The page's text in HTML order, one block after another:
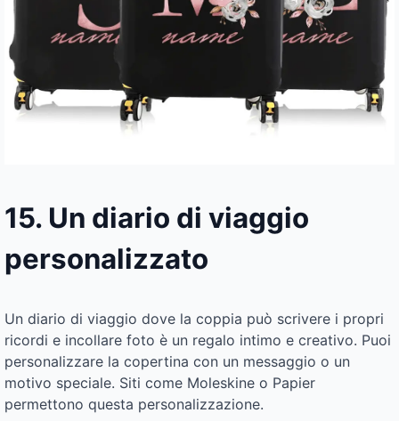
15. Un diario di viaggio
personalizzato
Un diario di viaggio dove la coppia può scrivere i propri
ricordi e incollare foto è un regalo intimo e creativo. Puoi
personalizzare la copertina con un messaggio o un
motivo speciale. Siti come Moleskine o Papier
permettono questa personalizzazione.